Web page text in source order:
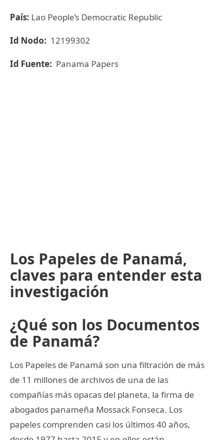
País: Lao People’s Democratic Republic
Id Nodo: 12199302
Id Fuente: Panama Papers
Los Papeles de Panamá,
claves para entender esta
investigación
¿Qué son los Documentos
de Panamá?
Los Papeles de Panamá son una filtración de más
de 11 millones de archivos de una de las
compañías más opacas del planeta, la firma de
abogados panameña Mossack Fonseca. Los
papeles comprenden casi los últimos 40 años,